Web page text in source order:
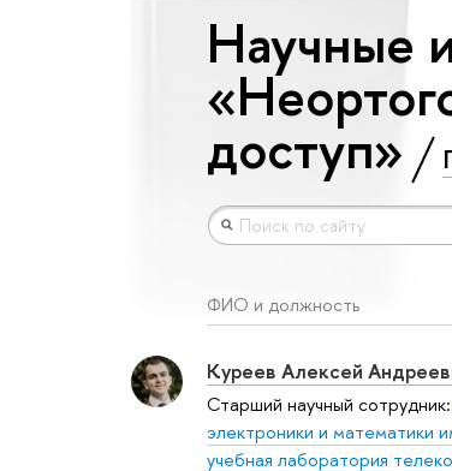
Научные
доступ»
ФИО и должность
Куреев Алексей
Старший научный сотрудник:
электроники и математики
учебная лаборатория